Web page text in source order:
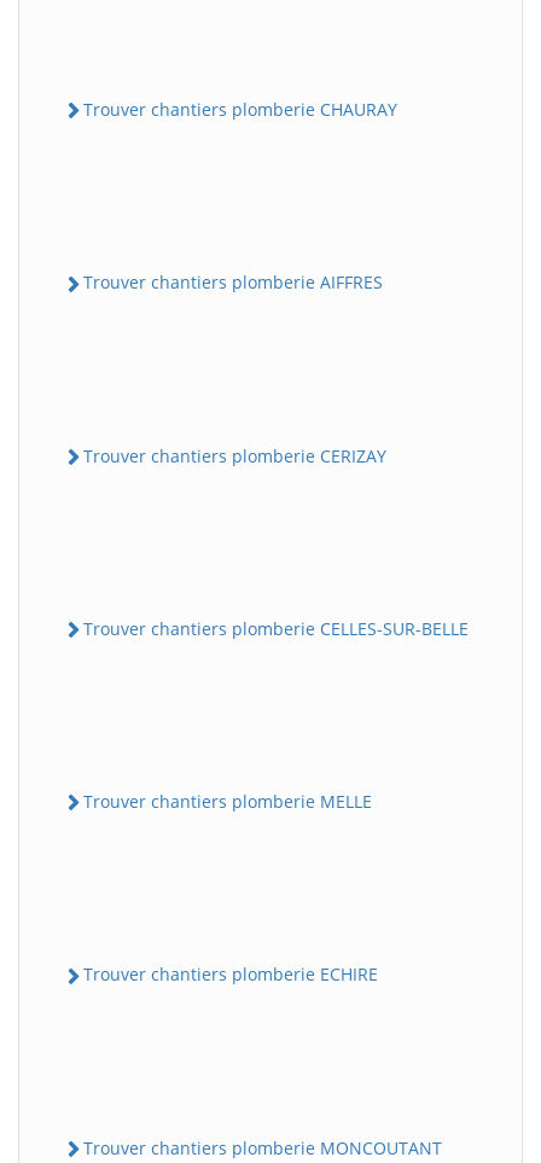
Trouver chantiers plomberie CHAURAY
Trouver chantiers plomberie AIFFRES
Trouver chantiers plomberie CERIZAY
Trouver chantiers plomberie CELLES-SUR-BELLE
Trouver chantiers plomberie MELLE
Trouver chantiers plomberie ECHIRE
Trouver chantiers plomberie MONCOUTANT